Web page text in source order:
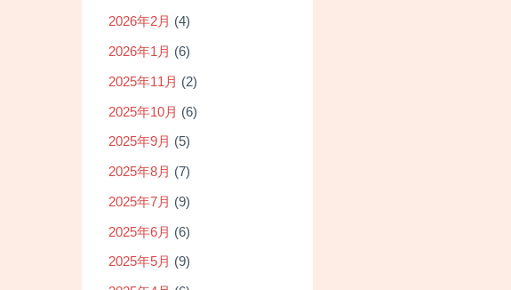
2026年2月 (4)
2026年1月 (6)
2025年11月 (2)
2025年10月 (6)
2025年9月 (5)
2025年8月 (7)
2025年7月 (9)
2025年6月 (6)
2025年5月 (9)